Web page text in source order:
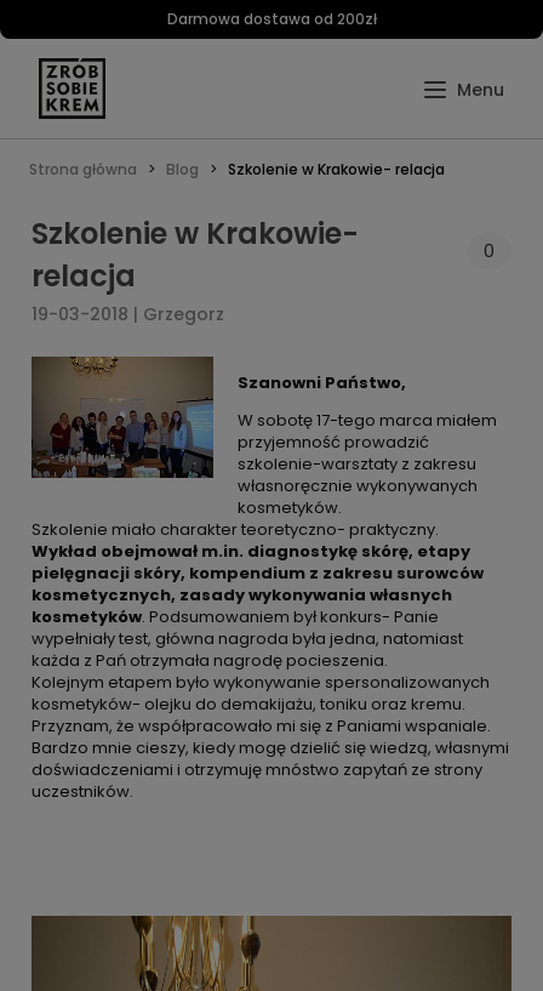
Darmowa dostawa od 200zł
Strona główna Blog Szkolenie w Krakowie- relacja
Szkolenie w Krakowie-
relacja
0
19-03-2018 | Grzegorz
Szanowni Państwo,
W sobotę 17-tego marca miałem
przyjemność prowadzić
szkolenie-warsztaty z zakresu
własnoręcznie wykonywanych
kosmetyków.
Szkolenie miało charakter teoretyczno- praktyczny.
Wykład obejmował m.in. diagnostykę skórę, etapy
pielęgnacji skóry, kompendium z zakresu surowców
kosmetycznych, zasady wykonywania własnych
kosmetyków. Podsumowaniem był konkurs- Panie
wypełniały test, główna nagroda była jedna, natomiast
każda z Pań otrzymała nagrodę pocieszenia.
Kolejnym etapem było wykonywanie spersonalizowanych
kosmetyków- olejku do demakijażu, toniku oraz kremu.
Przyznam, że współpracowało mi się z Paniami wspaniale.
Bardzo mnie cieszy, kiedy mogę dzielić się wiedzą, własnymi
doświadczeniami i otrzymuję mnóstwo zapytań ze strony
uczestników.